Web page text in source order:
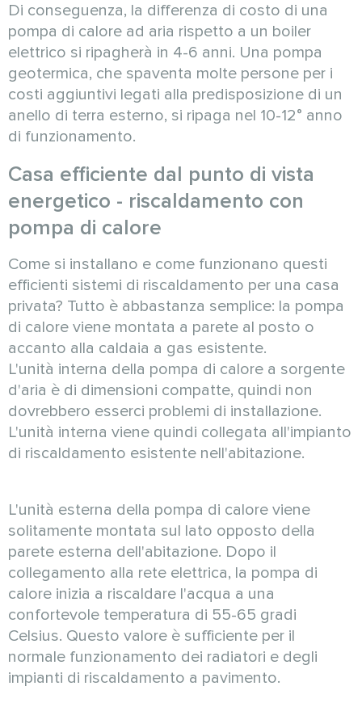
Di conseguenza, la differenza di costo di una
pompa di calore ad aria rispetto a un boiler
elettrico si ripagherà in 4-6 anni. Una pompa
geotermica, che spaventa molte persone per i
costi aggiuntivi legati alla predisposizione di un
anello di terra esterno, si ripaga nel 10-12° anno
di funzionamento.
Casa efficiente dal punto di vista
energetico - riscaldamento con
pompa di calore
Come si installano e come funzionano questi
efficienti sistemi di riscaldamento per una casa
privata? Tutto è abbastanza semplice: la pompa
di calore viene montata a parete al posto o
accanto alla caldaia a gas esistente.
L'unità interna della pompa di calore a sorgente
d'aria è di dimensioni compatte, quindi non
dovrebbero esserci problemi di installazione.
L'unità interna viene quindi collegata all'impianto
di riscaldamento esistente nell'abitazione.
L'unità esterna della pompa di calore viene
solitamente montata sul lato opposto della
parete esterna dell'abitazione. Dopo il
collegamento alla rete elettrica, la pompa di
calore inizia a riscaldare l'acqua a una
confortevole temperatura di 55-65 gradi
Celsius. Questo valore è sufficiente per il
normale funzionamento dei radiatori e degli
impianti di riscaldamento a pavimento.